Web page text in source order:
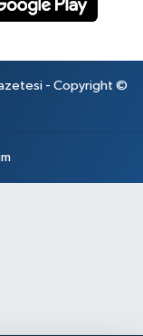
Gazetesi - Copyright ©